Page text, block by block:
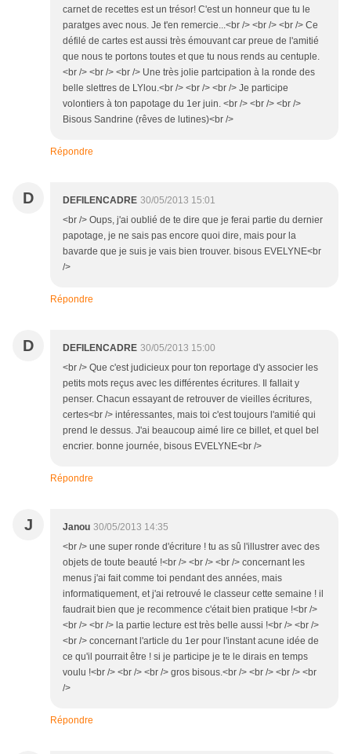
carnet de recettes est un trésor! C'est un honneur que tu le
paratges avec nous. Je t'en remercie...<br /> <br /> <br /> Ce
défilé de cartes est aussi très émouvant car preue de l'amitié
que nous te portons toutes et que tu nous rends au centuple.
<br /> <br /> <br /> Une très jolie partcipation à la ronde des
belle slettres de LYlou.<br /> <br /> <br /> Je participe
volontiers à ton papotage du 1er juin. <br /> <br /> <br />
Bisous Sandrine (rêves de lutines)<br />
Répondre
D DEFILENCADRE 30/05/2013 15:01
<br /> Oups, j'ai oublié de te dire que je ferai partie du dernier
papotage, je ne sais pas encore quoi dire, mais pour la
bavarde que je suis je vais bien trouver. bisous EVELYNE<br
/>
Répondre
D DEFILENCADRE 30/05/2013 15:00
<br /> Que c'est judicieux pour ton reportage d'y associer les
petits mots reçus avec les différentes écritures. Il fallait y
penser. Chacun essayant de retrouver de vieilles écritures,
certes<br /> intéressantes, mais toi c'est toujours l'amitié qui
prend le dessus. J'ai beaucoup aimé lire ce billet, et quel bel
encrier. bonne journée, bisous EVELYNE<br />
Répondre
J Janou 30/05/2013 14:35
<br /> une super ronde d'écriture ! tu as sû l'illustrer avec des
objets de toute beauté !<br /> <br /> <br /> concernant les
menus j'ai fait comme toi pendant des années, mais
informatiquement, et j'ai retrouvé le classeur cette semaine ! il
faudrait bien que je recommence c'était bien pratique !<br />
<br /> <br /> la partie lecture est très belle aussi !<br /> <br />
<br /> concernant l'article du 1er pour l'instant acune idée de
ce qu'il pourrait être ! si je participe je te le dirais en temps
voulu !<br /> <br /> <br /> gros bisous.<br /> <br /> <br /> <br
/>
Répondre